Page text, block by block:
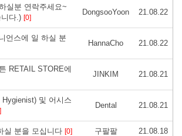
실분 연락주세요~
다.) [0]
DongsooYoon 21.08.22
언스에 일 하실 분
HannaCho 21.08.22
RETAIL STORE에
JINKIM 21.08.21
및 어시스
Dental 21.08.21
실 분을 모십니다 [0] 구팔팔 21.08.18